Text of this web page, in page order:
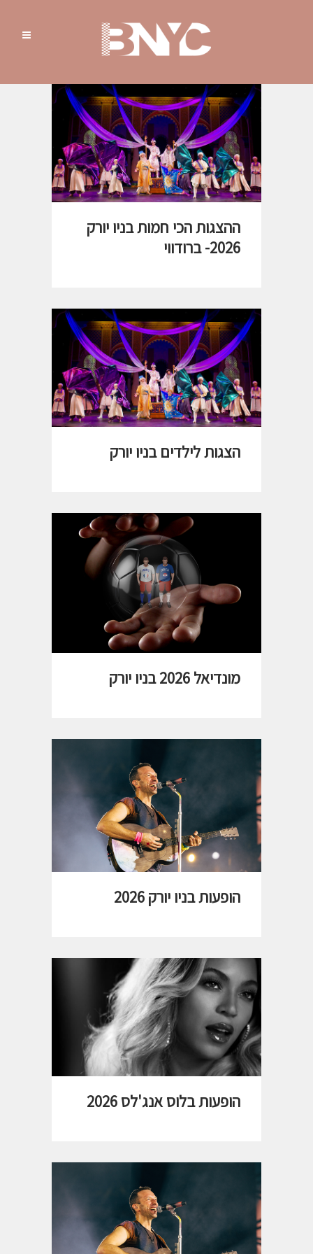
ההצגות הכי חמות בניו יורק
2026- ברודווי
הצגות לילדים בניו יורק
מונדיאל 2026 בניו יורק
הופעות בניו יורק 2026
הופעות בלוס אנג'לס 2026